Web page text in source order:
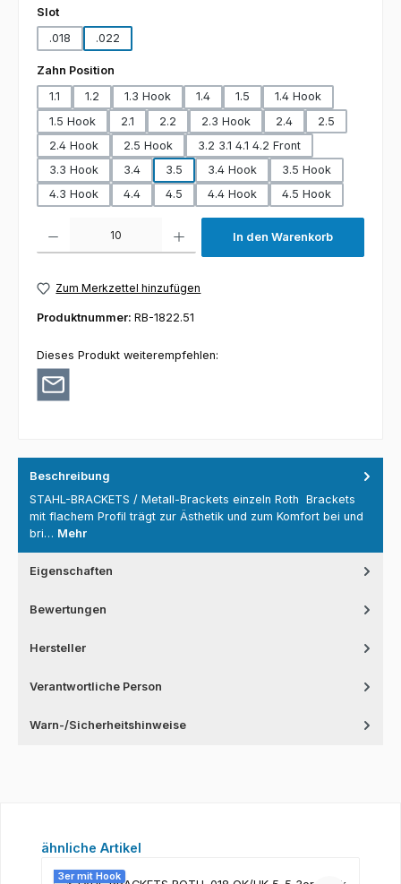
Slotauswählen
.018
.022
Zahn Position
1.1
1.2 1.3 Hook 1.4 1.5
1.4 Hook
1.5 Hook
2.1 2.2 2.3 Hook 2.4
2.5
2.4 Hook
2.5 Hook
3.2 3.1 4.1 4.2 Front
3.3 Hook
3.4 3.5 3.4 Hook
3.5 Hook
4.3 Hook
4.4 4.5 4.4 Hook 4.5 Hook
In den Warenkorb
Zum Merkzettel hinzufügen
Produktnummer: RB-1822.51
Dieses Produkt weiterempfehlen:
Beschreibung
STAHL-BRACKETS / Metall-Brackets einzeln Roth Brackets
mit flachem Profil trägt zur Ästhetik und zum Komfort bei und
bri… Mehr
Eigenschaften
Bewertungen
Hersteller
Verantwortliche Person
Warn-/Sicherheitshinweise
Produktgalerie überspringen
ähnliche Artikel
3er mit Hook